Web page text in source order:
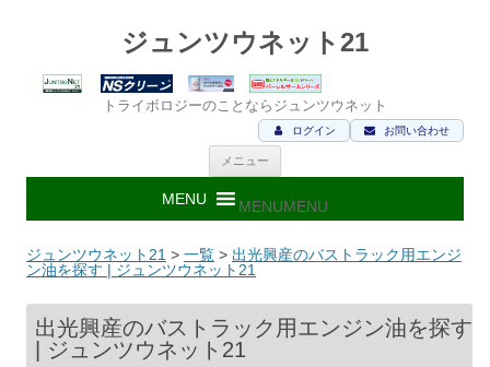
ジュンツウネット21
トライボロジーのことならジュンツウネット
お問い合わせ
ログイン
メニュー
ン
ツ
ス
キ
MENUMENU
ジュンツウネット21 > 一覧 > 出光興産のバストラック用エンジ
ン油を探す | ジュンツウネット21
出光興産のバストラック用エンジン油を探す
| ジュンツウネット21